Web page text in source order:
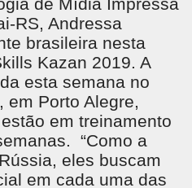
de Mídia Impressa
RS, Andressa
brasileira nesta
Kazan 2019. A
esta semana no
em Porto Alegre,
em treinamento
“Como a
eles buscam
em cada uma das